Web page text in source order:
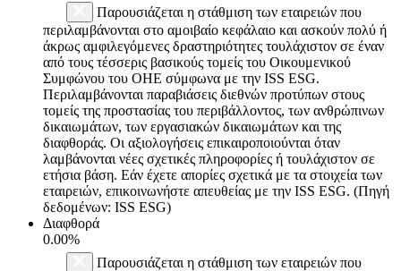
Παρουσιάζεται η στάθμιση των εταιρειών που
περιλαμβάνονται στο αμοιβαίο κεφάλαιο και ασκούν πολύ ή
άκρως αμφιλεγόμενες δραστηριότητες τουλάχιστον σε έναν
από τους τέσσερις βασικούς τομείς του Οικουμενικού
Συμφώνου του ΟΗΕ σύμφωνα με την ISS ESG.
Περιλαμβάνονται παραβιάσεις διεθνών προτύπων στους
τομείς της προστασίας του περιβάλλοντος, των ανθρώπινων
δικαιωμάτων, των εργασιακών δικαιωμάτων και της
διαφθοράς. Οι αξιολογήσεις επικαιροποιούνται όταν
λαμβάνονται νέες σχετικές πληροφορίες ή τουλάχιστον σε
ετήσια βάση. Εάν έχετε απορίες σχετικά με τα στοιχεία των
εταιρειών, επικοινωνήστε απευθείας με την ISS ESG. (Πηγή
δεδομένων: ISS ESG)
Διαφθορά
0.00%
Παρουσιάζεται η στάθμιση των εταιρειών που